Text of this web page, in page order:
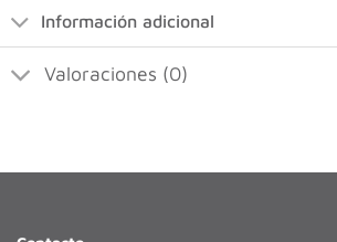
Información adicional
Valoraciones (0)